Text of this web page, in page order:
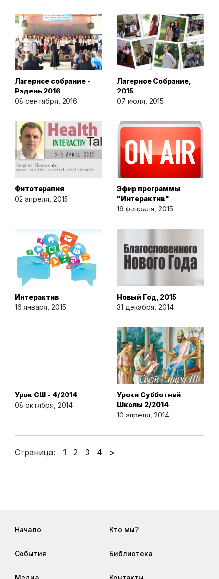
Лагерное собрание -
Рэдень 2016
08 сентября, 2016
Лагерное Собрание,
2015
07 июля, 2015
Фитотерапия
02 апреля, 2015
Эфир программы
"Интерактив"
19 февраля, 2015
Интерактив
16 января, 2015
Новый Год, 2015
31 декабря, 2014
Урок СШ - 4/2014
08 октября, 2014
Уроки Субботней
Школы 2/2014
10 апреля, 2014
Страница: 1 2 3 4 >
Начало Кто мы?
События Библиотека
Медиа Контакты